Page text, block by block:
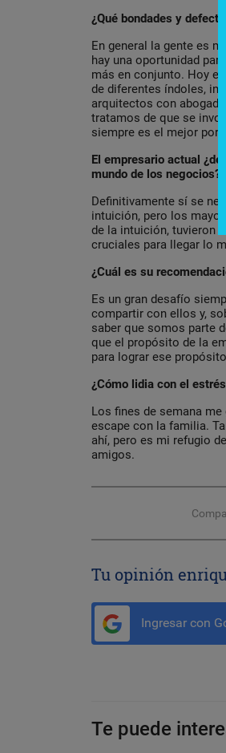
¿Qué bondades y
En general la gente es
hay una oportunidad
más en conjunto. Hoy
de diferentes índoles,
arquitectos con
tratamos de que se
siempre es el mejor
El empresario actual
mundo de los negocios?
Definitivamente sí se
intuición, pero los
de la intuición, tuvieron
cruciales para llegar lo
¿Cuál es su
Es un gran desafío
compartir con ellos y,
saber que somos parte
que el propósito de la
para lograr ese
¿Cómo lidia con el
Los fines de semana
escape con la familia.
ahí, pero es mi refugio
amigos.
Tu opinión
Ingresar con
Te puede